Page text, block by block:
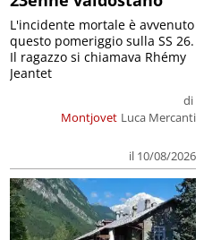
Montjovet
di
Luca Mercanti
il 10/08/2026
L'incidente mortale è avvenuto
questo pomeriggio sulla SS 26.
Il ragazzo si chiamava Rhémy
Jeantet